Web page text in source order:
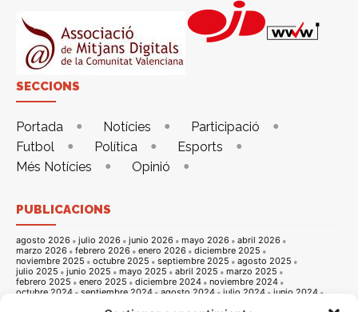
SECCIONS
Portada Notícies
Participació
Futbol
Política
Esports
Més Notícies
Opinió
PUBLICACIONS
agosto 2026 julio 2026 junio 2026 mayo 2026
abril 2026
marzo 2026
febrero 2026 enero 2026
diciembre 2025
noviembre 2025
octubre 2025 septiembre 2025
agosto 2025
julio 2025
junio 2025 mayo 2025 abril 2025
marzo 2025
febrero 2025
enero 2025 diciembre 2024
noviembre 2024
octubre 2024
septiembre 2024 agosto 2024 julio 2024
junio 2024